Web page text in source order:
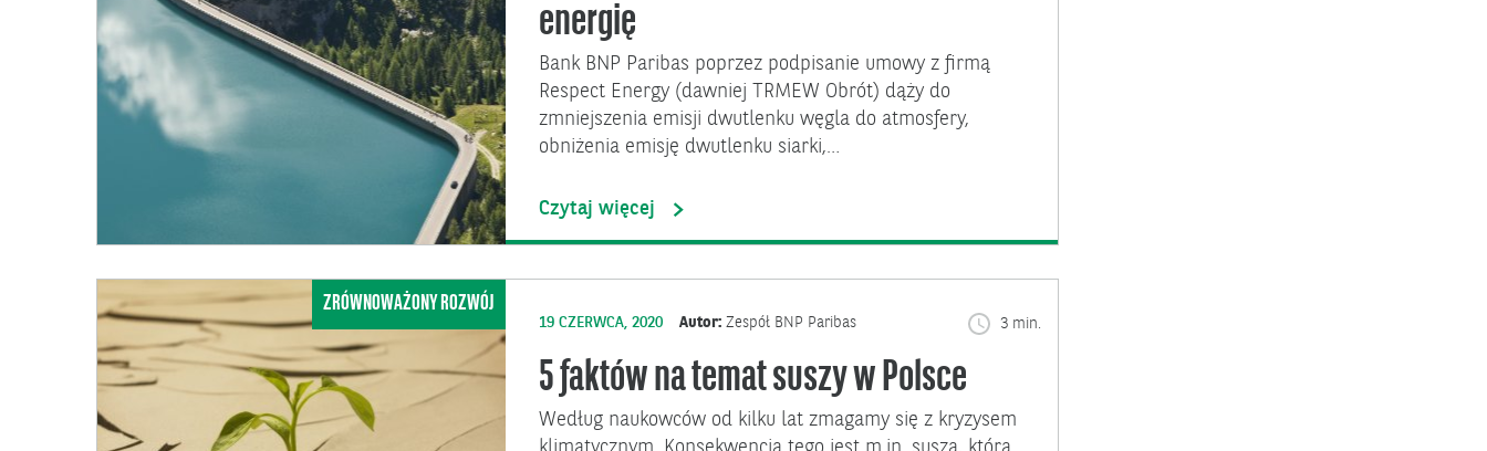
energię
Bank BNP Paribas poprzez podpisanie umowy z firmą
Respect Energy (dawniej TRMEW Obrót) dąży do
zmniejszenia emisji dwutlenku węgla do atmosfery,
obniżenia emisję dwutlenku siarki,…
Czytaj więcej
ZRÓWNOWAŻONY ROZWÓJ
19 CZERWCA, 2020 Autor:Zespół BNP Paribas 3 min.
5 faktów na temat suszy w Polsce
Według naukowców od kilku lat zmagamy się z kryzysem